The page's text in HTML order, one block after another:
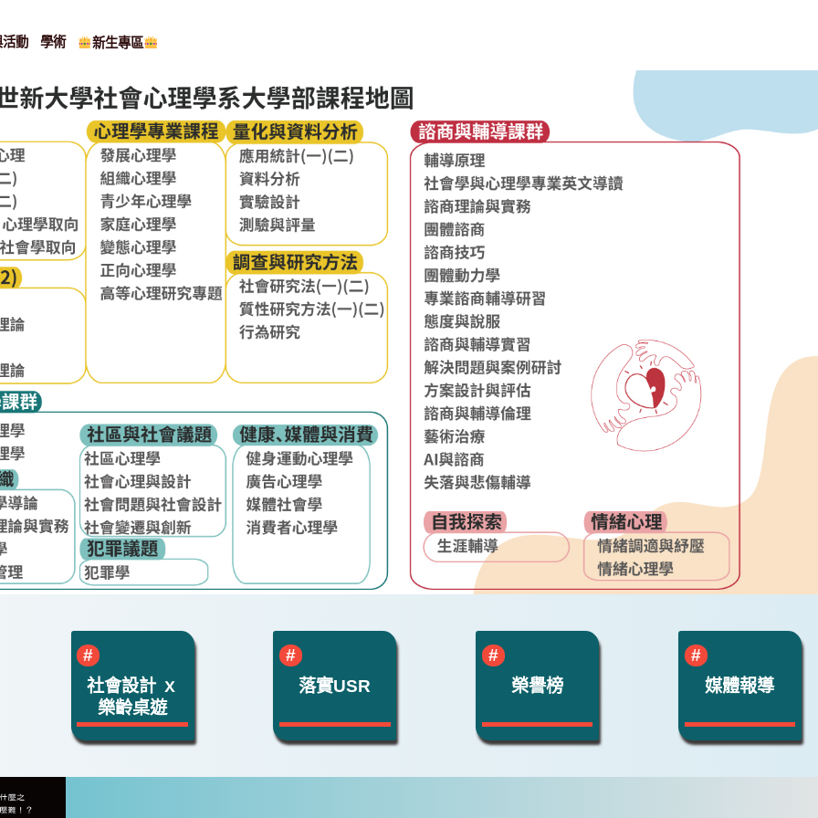
活動 學術 新生專區
社會設計 ｘ
樂齡桌遊
落實USR 榮譽榜 媒體報導